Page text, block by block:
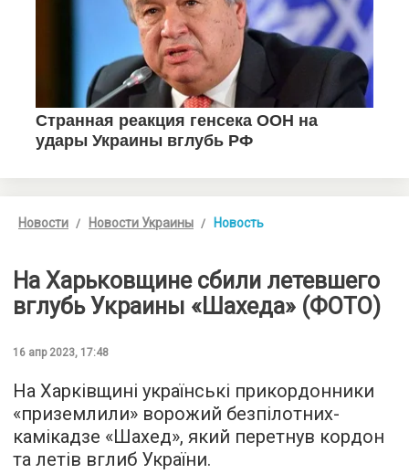
Новости Новости Украины Новость
На Харьковщине сбили летевшего
вглубь Украины «Шахеда» (ФОТО)
16 апр 2023, 17:48
На Харківщині українські прикордонники
«приземлили» ворожий безпілотних-
камікадзе «Шахед», який перетнув кордон
та летів вглиб України.